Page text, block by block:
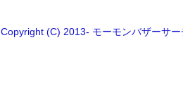
Copyright (C) 2013- モーモンバザーサー